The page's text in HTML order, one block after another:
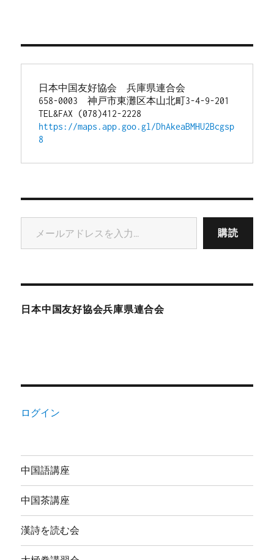
日本中国友好協会　兵庫県連合会
658-0003　神戸市東灘区本山北町3-4-9-201
TEL&FAX (078)412-2228
https://maps.app.goo.gl/DhAkeaBMHU2Bcgsp
8
メールアドレスを入力...
購読
日本中国友好協会兵庫県連合会
ログイン
中国語講座
中国茶講座
漢詩を読む会